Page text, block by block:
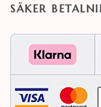
SÄKER